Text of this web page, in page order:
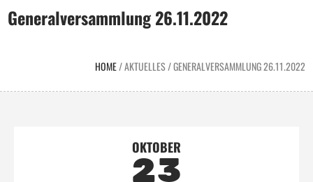
Generalversammlung 26.11.2022
HOME/AKTUELLES/GENERALVERSAMMLUNG 26.11.2022
OKTOBER
23